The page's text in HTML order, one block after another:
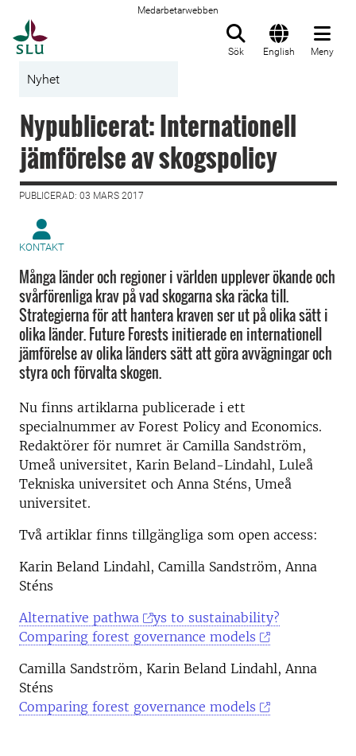
Medarbetarwebben
Sök English Meny
Nyhet
Nypublicerat: Internationell
jämförelse av skogspolicy
PUBLICERAD: 03 MARS 2017
KONTAKT
Många länder och regioner i världen upplever ökande och
svårförenliga krav på vad skogarna ska räcka till.
Strategierna för att hantera kraven ser ut på olika sätt i
olika länder. Future Forests initierade en internationell
jämförelse av olika länders sätt att göra avvägningar och
styra och förvalta skogen.
Nu finns artiklarna publicerade i ett
specialnummer av Forest Policy and Economics.
Redaktörer för numret är Camilla Sandström,
Umeå universitet, Karin Beland-Lindahl, Luleå
Tekniska universitet och Anna Sténs, Umeå
universitet.
Två artiklar finns tillgängliga som open access:
Karin Beland Lindahl, Camilla Sandström, Anna
Sténs
Alternative pathwa
ys to sustainability?
Comparing forest governance models
Camilla Sandström, Karin Beland Lindahl, Anna
Sténs
Comparing forest governance models